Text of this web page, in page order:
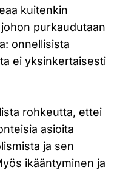
kuitenkin
purkaudutaan
onnellisista
ei yksinkertaisesti
rohkeutta, ettei
asioita
ja sen
ikääntyminen ja